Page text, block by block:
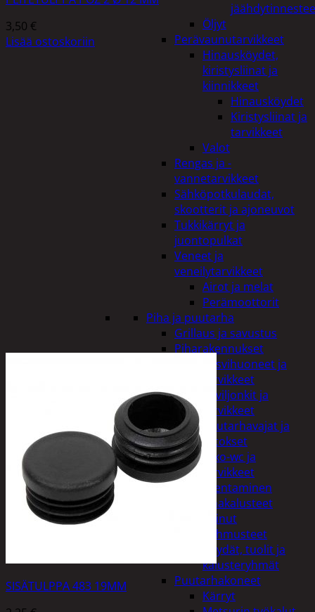
Öljyt
Perävaunutarvikkeet
Hinausköydet,
kiristysliinat ja
kiinnikkeet
Hinausköydet
Kiristysliinat ja
tarvikkeet
Valot
Rengas ja -
vannetarvikkeet
Sähköpotkulaudat,
skootterit ja ajoneuvot
Tukkikärryt ja
juontopulkat
Veneet ja
veneilytarvikkeet
Airot ja melat
Perämoottorit
Piha ja puutarha
Grillaus ja savustus
Piharakennukset
Kasvihuoneet ja
tarvikkeet
Paviljonkit ja
tarvikkeet
Puutarhavajat ja
katokset
Ulko-wc ja
tarvikkeet
Piharakentaminen
Puutarhakalusteet
Keinut
Pehmusteet
Pöydät, tuolit ja
kalusteryhmät
Puutarhakoneet
Kärryt
3,50 €
Lisää ostoskoriin
SISÄTULPPA 483 19MM